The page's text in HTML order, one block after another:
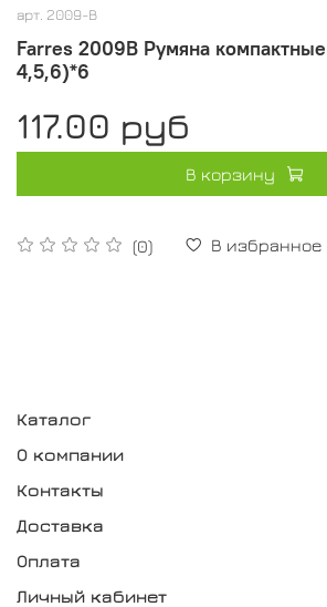
арт. 2009-В
Farres 2009В Румяна
4,5,6)*6
(0) В избранное
117.00 руб
В корзину
Каталог
О компании
Контакты
Доставка
Оплата
Личный кабинет